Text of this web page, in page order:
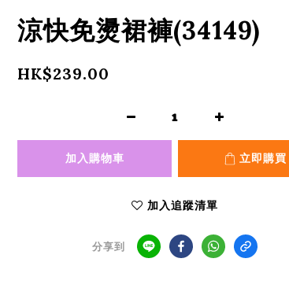
涼快免燙裙褲(34149)
HK$239.00
加入購物車 立即購買
加入追蹤清單
分享到